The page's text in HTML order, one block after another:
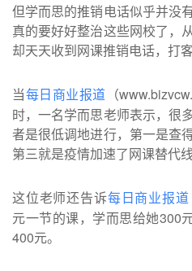
但学而思的推销电话似乎并没
真的要好好整治这些网校了，
却天天收到网课推销电话，打
当每日商业报道
（
时，一名学而思老师表示，很
者是很低调地进行，第一是查
第三就是疫情加速了网课替代
这位老师还告诉每日商业报道
元一节的课，学而思给她300
400元。